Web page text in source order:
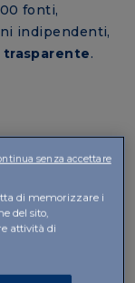
fonti,
indipendenti,
trasparente.
di memorizzare i
del sito,
attività di
senza accettare